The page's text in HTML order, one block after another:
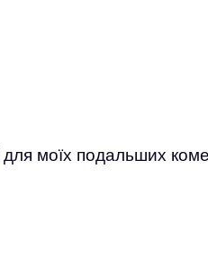
моїх подальших